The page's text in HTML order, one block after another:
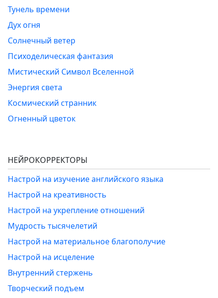
Тунель времени
Дух огня
Солнечный ветер
Психоделическая фантазия
Мистический Символ Вселенной
Энергия света
Космический странник
Огненный цветок
НЕЙРОКОРРЕКТОРЫ
Настрой на изучение английского языка
Настрой на креативность
Настрой на укрепление отношений
Мудрость тысячелетий
Настрой на материальное благополучие
Настрой на исцеление
Внутренний стержень
Творческий подъем